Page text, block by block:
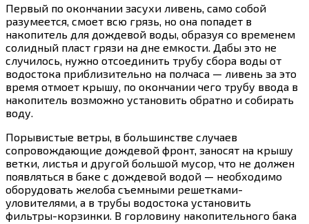
Первый по окончании засухи ливень, само собой
разумеется, смоет всю грязь, но она попадет в
накопитель для дождевой воды, образуя со временем
солидный пласт грязи на дне емкости. Дабы это не
случилось, нужно отсоединить трубу сбора воды от
водостока приблизительно на полчаса — ливень за это
время отмоет крышу, по окончании чего трубу ввода в
накопитель возможно установить обратно и собирать
воду.
Порывистые ветры, в большинстве случаев
сопровождающие дождевой фронт, заносят на крышу
ветки, листья и другой большой мусор, что не должен
появляться в баке с дождевой водой — необходимо
оборудовать желоба съемными решетками-
уловителями, а в трубы водостока установить
фильтры-корзинки. В горловину накопительного бака